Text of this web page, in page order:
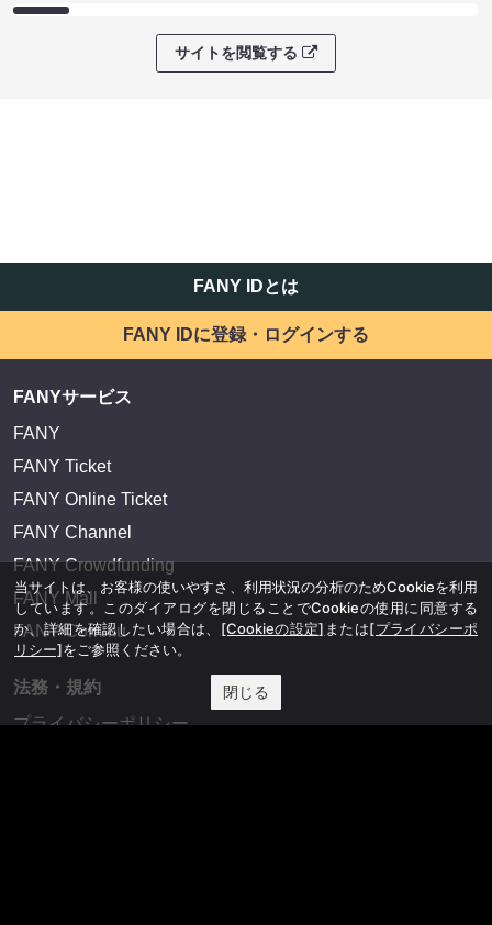
サイトを閲覧する
FANY IDとは
FANY IDに登録・ログインする
FANYサービス
FANY
FANY Ticket
FANY Online Ticket
FANY Channel
FANY Crowdfunding
FANY Mall
FANY Commu
法務・規約
プライバシーポリシー
当サイトは、お客様の使いやすさ、利用状況の分析のためCookieを利用
しています。このダイアログを閉じることでCookieの使用に同意する
か、詳細を確認したい場合は、 [Cookieの設定] または[プライバシーポ
リシー]をご参照ください。
閉じる